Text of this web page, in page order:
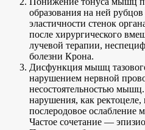
образования на ней
эластичности стенок
после хирургического
лучевой терапии,
болезни Крона.
Дисфункция мышц
нарушением нервной
несостоятельностью
нарушения, как
послеродовое
Частое сочетание —